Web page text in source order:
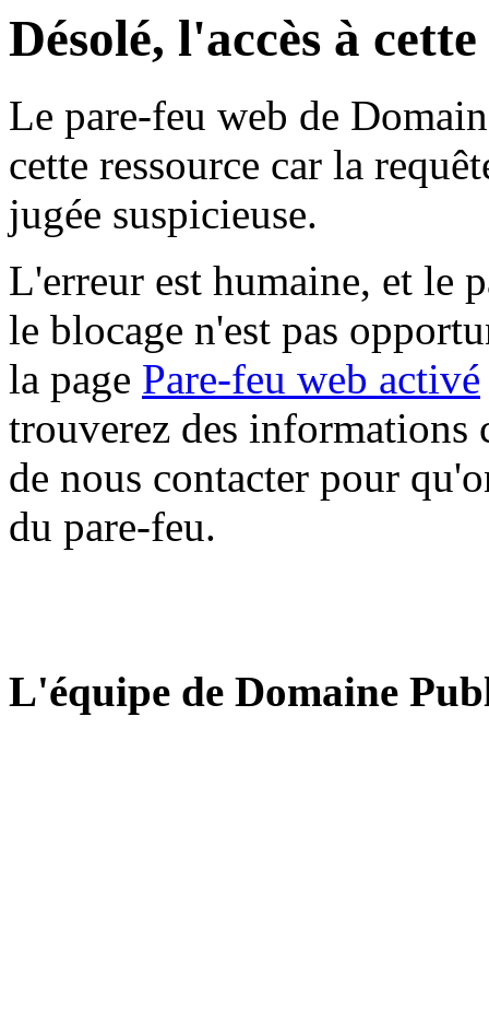
Désolé, l'accès à
Le pare-feu web de
cette ressource car la
jugée suspicieuse.
L'erreur est humaine, et le
le blocage n'est pas
la page Pare-feu web activé
trouverez des informations
de nous contacter pour
du pare-feu.
L'équipe de Domaine